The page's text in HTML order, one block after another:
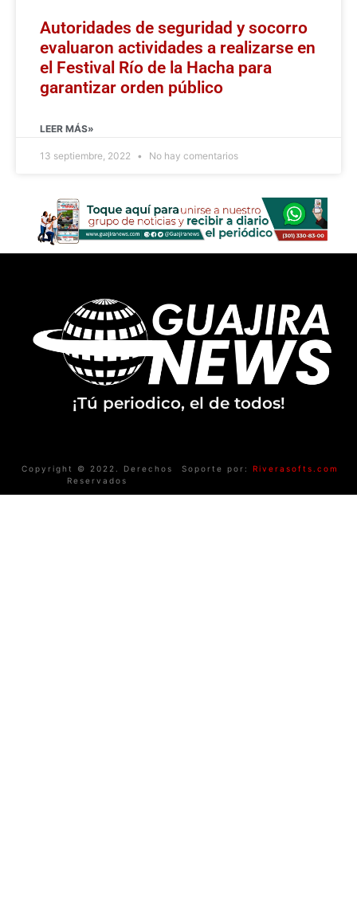
Autoridades de seguridad y socorro
evaluaron actividades a realizarse en
el Festival Río de la Hacha para
garantizar orden público
LEER MÁS»
13 septiembre, 2022 No hay comentarios
¡Tú periodico, el de todos!
Copyright © 2022. Derechos
Reservados
Soporte por: Riverasofts.com